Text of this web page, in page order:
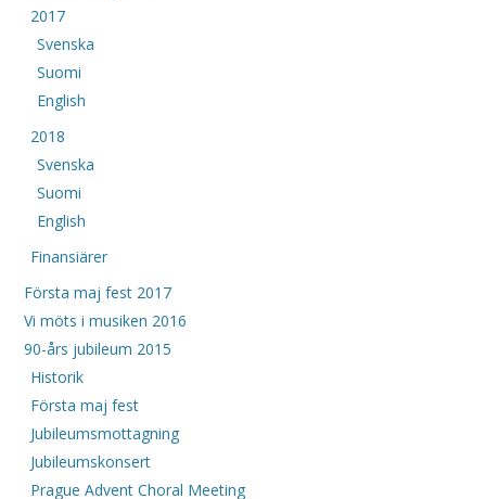
2017
Svenska
Suomi
English
2018
Svenska
Suomi
English
Finansiärer
Första maj fest 2017
Vi möts i musiken 2016
90-års jubileum 2015
Historik
Första maj fest
Jubileumsmottagning
Jubileumskonsert
Prague Advent Choral Meeting